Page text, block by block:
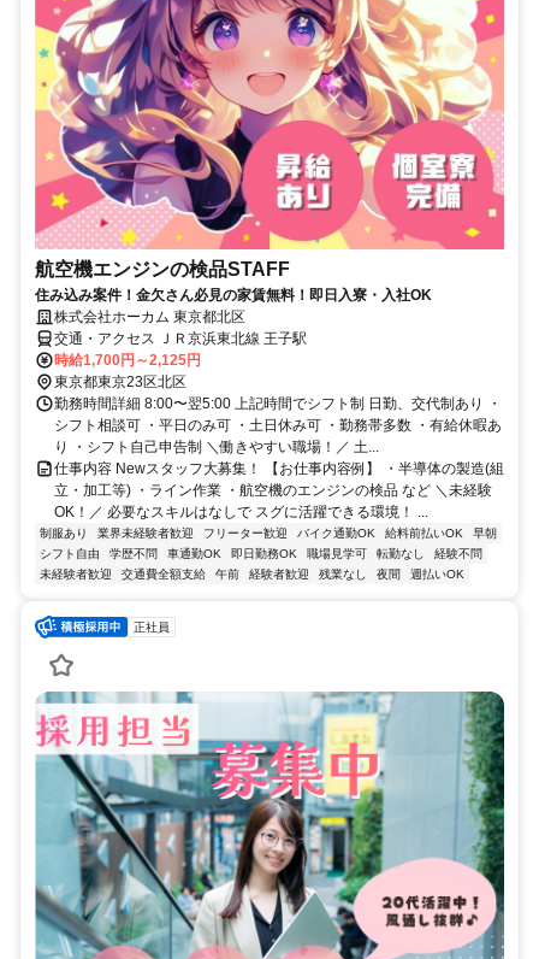
航空機エンジンの検品STAFF
住み込み案件！金欠さん必見の家賃無料！即日入寮・入社OK
株式会社ホーカム 東京都北区
交通・アクセス ＪＲ京浜東北線 王子駅
時給1,700円～2,125円
東京都東京23区北区
勤務時間詳細 8:00〜翌5:00 上記時間でシフト制 日勤、交代制あり ・
シフト相談可 ・平日のみ可 ・土日休み可 ・勤務帯多数 ・有給休暇あ
り ・シフト自己申告制 ＼働きやすい職場！／ 土...
仕事内容 Newスタッフ大募集！ 【お仕事内容例】 ・半導体の製造(組
立・加工等) ・ライン作業 ・航空機のエンジンの検品 など ＼未経験
OK！／ 必要なスキルはなしで スグに活躍できる環境！ ...
制服あり 業界未経験者歓迎 フリーター歓迎 バイク通勤OK 給料前払いOK
早朝
シフト自由
学歴不問 車通勤OK 即日勤務OK 職場見学可 転勤なし
経験不問
未経験者歓迎
交通費全額支給 午前 経験者歓迎 残業なし 夜間 週払いOK
正社員